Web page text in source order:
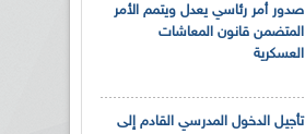
صدور أمر رئاسي يعدل ويتمم الأمر
المتضمن قانون المعاشات
العسكرية
تأجيل الدخول المدرسي القادم إلى